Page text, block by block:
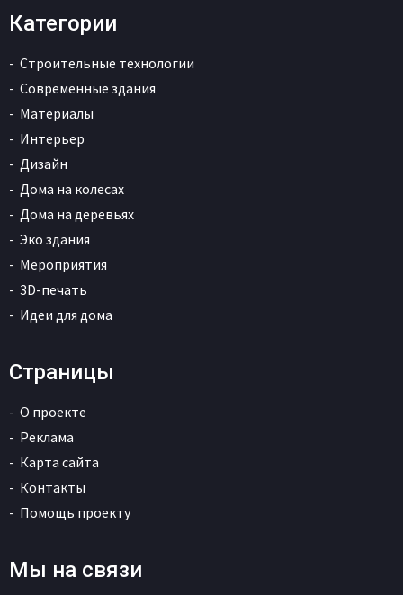
Категории
Строительные технологии
Современные здания
Материалы
Интерьер
Дизайн
Дома на колесах
Дома на деревьях
Эко здания
Мероприятия
3D-печать
Идеи для дома
Страницы
О проекте
Реклама
Карта сайта
Контакты
Помощь проекту
Мы на связи